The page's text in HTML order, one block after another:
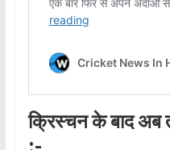
क्रिस्चन के बाद अब